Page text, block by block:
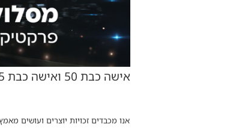
אישה כבת 50 ואישה כבת 35 עם שלושת ילדיה בגילאי 3-5 שנפצעו באורח קל.
אנו מכבדים זכויות יוצרים ועושים